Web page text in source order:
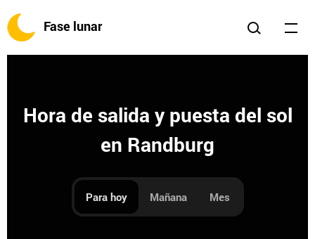
Fase lunar
Hora de salida y puesta del sol
en Randburg
Para hoy Mañana Mes